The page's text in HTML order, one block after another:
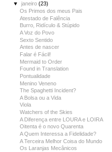
▼janeiro(23)
Os Primos dos meus Pais
Atestado de Falência
Burro, Ridículo & Stúpido
A Voz do Povo
Sexto Sentido
Antes de nascer
Falar é Fácil!
Mermaid to Order
Found in Translation
Pontualidade
Menino Veneno
The Spaghetti Incident?
A Bolsa ou a Vida
Viola
Watchers of the Skies
A Diferença entre LOURA e LOIRA
Oitenta é o novo Quarenta
A Quem Interessa a Fidelidade?
A Terceira Melhor Coisa do Mundo
Os Laranjas Mecânicos